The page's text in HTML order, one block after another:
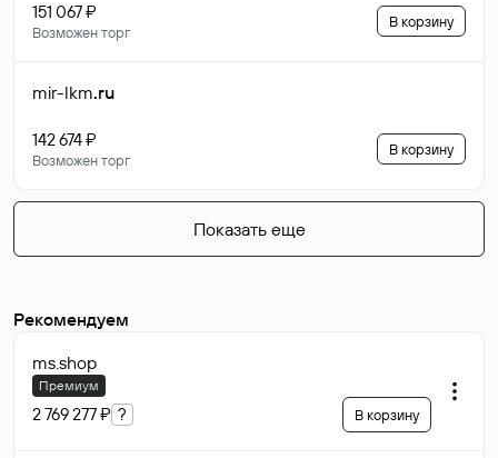
151 067 ₽
Возможен торг
В корзину
mir-lkm.ru
142 674 ₽
Возможен торг
В корзину
Показать еще
Рекомендуем
ms.shop
Премиум
2 769 277 ₽ ? В корзину